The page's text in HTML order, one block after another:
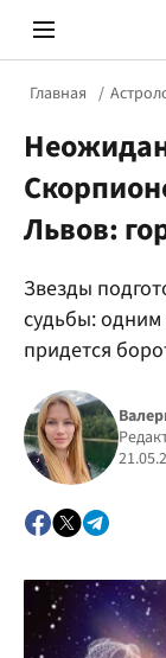
Prosecco Time
Главная
Львов:
Звезды
судьбы: одним
придется